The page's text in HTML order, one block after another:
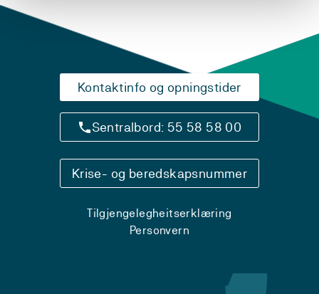
Kontaktinfo og opningstider
Sentralbord: 55 58 58 00
Krise- og beredskapsnummer
Tilgjengelegheitserklæring
Personvern